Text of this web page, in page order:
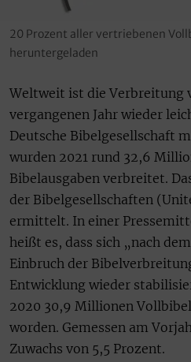
20 Prozent aller vertriebenen
heruntergeladen
Weltweit ist die Verbreitung
vergangenen Jahr wieder
Deutsche Bibelgesellschaft
wurden 2021 rund 32,6
Bibelausgaben verbreitet.
der Bibelgesellschaften
ermittelt. In einer
heißt es, dass sich „nach
Einbruch der
Entwicklung wieder
2020 30,9 Millionen
worden. Gemessen am
Zuwachs von 5,5 Prozent.